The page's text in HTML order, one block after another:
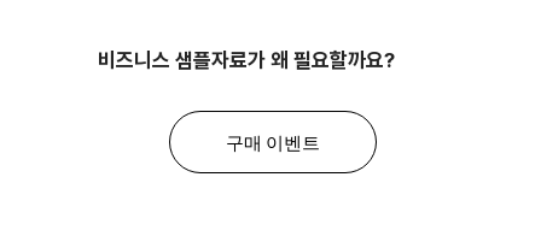
비즈니스 샘플자료가 왜 필요할까요?
구매 이벤트